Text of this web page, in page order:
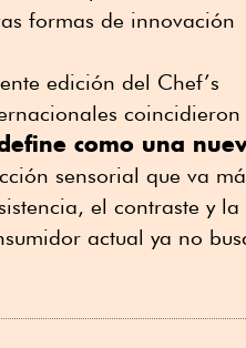
formas de innovación
edición del Chef’s
como una
sensorial que va
el contraste y la
actual ya no